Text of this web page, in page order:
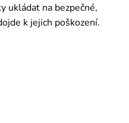
ukládat na bezpečné,
k jejich poškození.